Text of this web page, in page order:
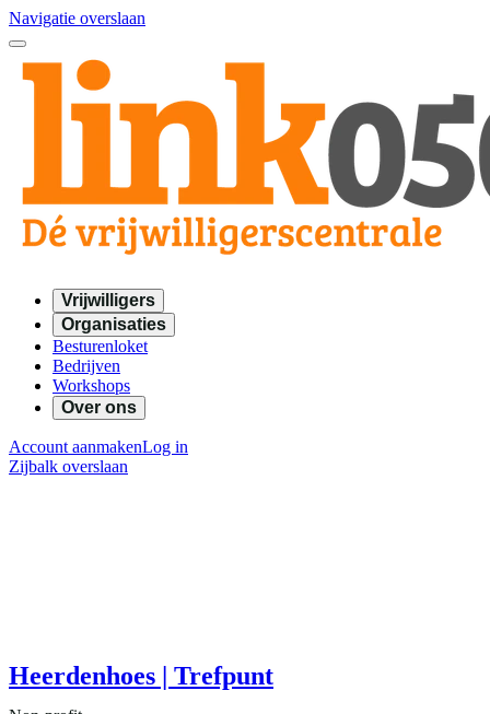
Navigatie overslaan
Vrijwilligers
Organisaties
Besturenloket
Bedrijven
Workshops
Over ons
Account aanmakenLog in
Zijbalk overslaan
Heerdenhoes | Trefpunt